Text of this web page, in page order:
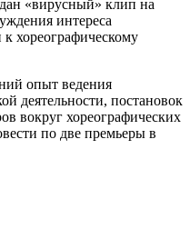
«вирусный» клип на
интереса
хореографическому
опыт ведения
деятельности, постановок
вокруг хореографических
по две премьеры в